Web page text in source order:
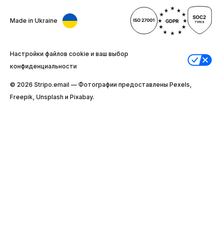
Made in Ukraine
Настройки файлов cookie и ваш выбор
конфиденциальности
© 2026 Stripо.email — Фотографии предоставлены Pexels,
Freepik, Unsplash и Pixabay.